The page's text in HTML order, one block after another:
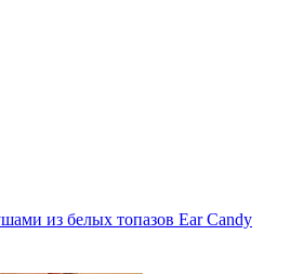
из белых топазов Ear Candy